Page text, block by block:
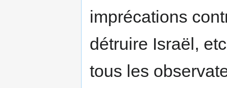
imprécations
détruire Israël,
tous les